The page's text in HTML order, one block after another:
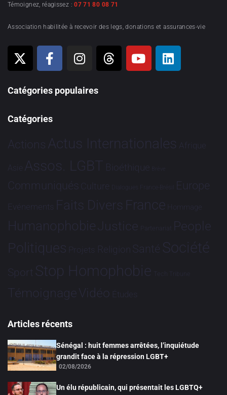
Témoignez, réagissez :07 71 80 08 71
Association habilitée à recevoir des legs, donations et assurances-vie
Catégories populaires
Catégories
Actions Actus Internationales Afrique
Asie Assos. LGBT Bioéthique Brève
Communiqués Culture Dialogues France-Brésil Europe
Evénements Faits Divers France Hommage
HumanophobieJustice Partenariat People
Politiques Projets Religion Santé Société
Sport Stop Homophobie Tech Tribune
TémoignageVidéo Études
Articles récents
Sénégal : huit femmes arrêtées, l’inquiétude
grandit face à la répression LGBT+
02/08/2026
Un élu républicain, qui présentait les LGBTQ+